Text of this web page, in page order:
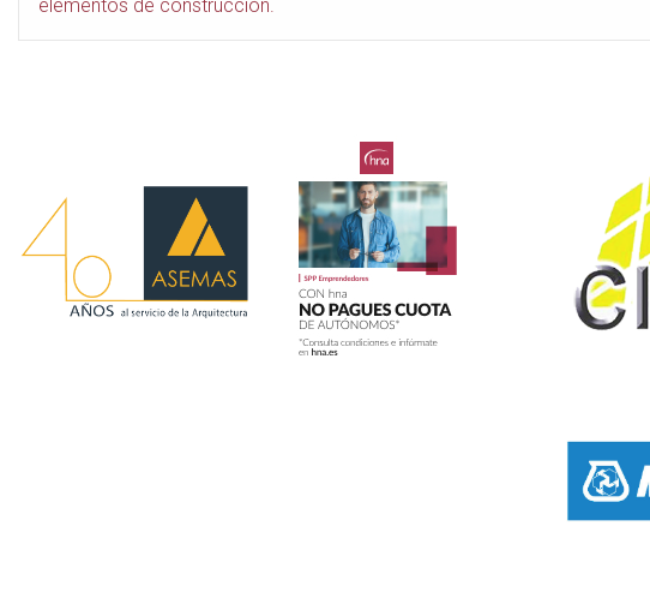
elementos de construcción.